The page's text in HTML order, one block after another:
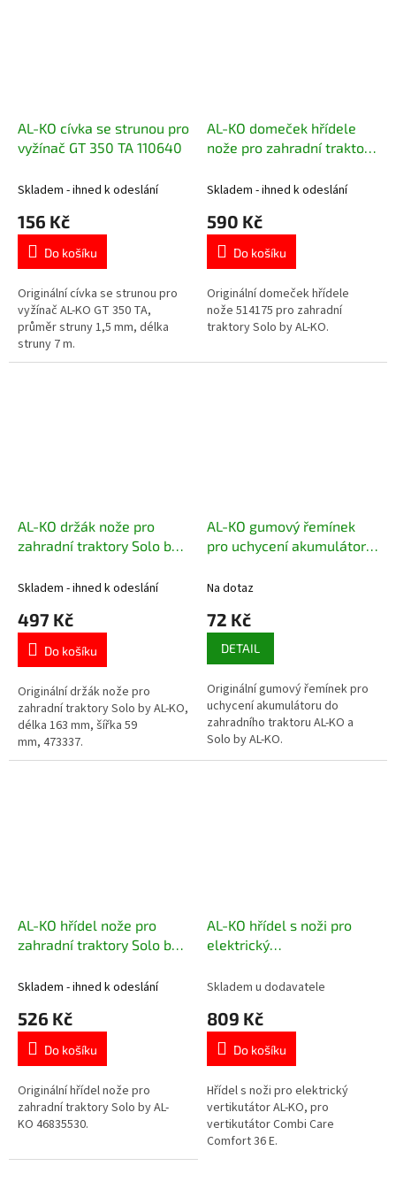
AL-KO cívka se strunou pro
vyžínač GT 350 TA 110640
Skladem - ihned k odeslání
156 Kč
Do košíku
Originální cívka se strunou pro
vyžínač AL-KO GT 350 TA,
průměr struny 1,5 mm, délka
struny 7 m.
AL-KO domeček hřídele
nože pro zahradní traktory
Skladem - ihned k odeslání
590 Kč
Do košíku
Originální domeček hřídele
nože 514175 pro zahradní
traktory Solo by AL-KO.
AL-KO držák nože pro
zahradní traktory Solo by
Skladem - ihned k odeslání
497 Kč
Do košíku
Originální držák nože pro
zahradní traktory Solo by AL-KO,
délka 163 mm, šířka 59
mm, 473337.
AL-KO gumový řemínek
pro uchycení akumulátoru
Na dotaz
72 Kč
DETAIL
Originální gumový řemínek pro
uchycení akumulátoru do
zahradního traktoru AL-KO a
Solo by AL-KO.
AL-KO hřídel nože pro
zahradní traktory Solo by
Skladem - ihned k odeslání
526 Kč
Do košíku
Originální hřídel nože pro
zahradní traktory Solo by AL-
KO 46835530.
AL-KO hřídel s noži pro
elektrický
E 417591
Skladem u dodavatele
809 Kč
Do košíku
Hřídel s noži pro elektrický
vertikutátor AL-KO, pro
vertikutátor Combi Care
Comfort 36 E.